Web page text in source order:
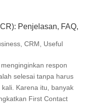
Penjelasan, FAQ,
, CRM Useful
respon
selesai tanpa harus
Karena itu, banyak
First Contact